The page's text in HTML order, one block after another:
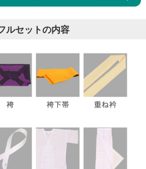
ルセットの内容